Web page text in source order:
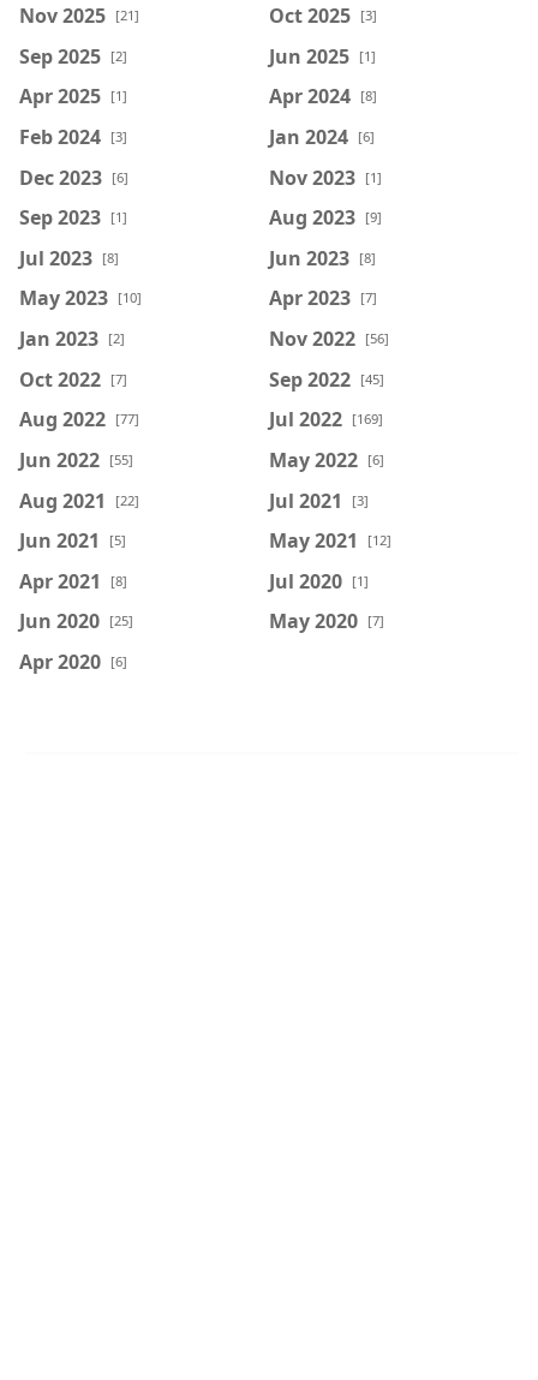
Nov 2025 [21] Oct 2025 [3]
Sep 2025 [2] Jun 2025 [1]
Apr 2025 [1] Apr 2024 [8]
Feb 2024 [3] Jan 2024 [6]
Dec 2023 [6] Nov 2023 [1]
Sep 2023 [1] Aug 2023 [9]
Jul 2023 [8] Jun 2023 [8]
May 2023 [10] Apr 2023 [7]
Jan 2023 [2] Nov 2022 [56]
Oct 2022 [7] Sep 2022 [45]
Aug 2022 [77] Jul 2022 [169]
Jun 2022 [55] May 2022 [6]
Aug 2021 [22] Jul 2021 [3]
Jun 2021 [5] May 2021 [12]
Apr 2021 [8] Jul 2020 [1]
Jun 2020 [25] May 2020 [7]
Apr 2020 [6]